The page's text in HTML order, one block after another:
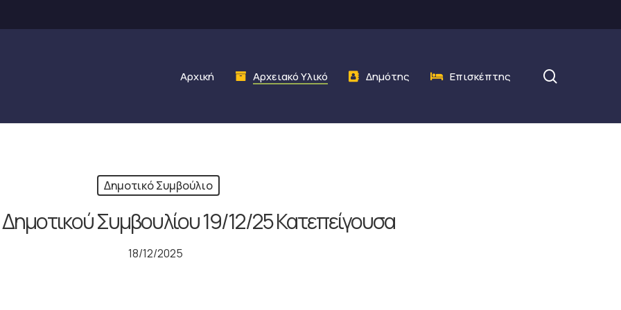
Αρχική Αρχειακό Υλικό Δημότης Επισκέπτης
Δημοτικό Συμβούλιο
Συμβουλίου 19/12/25 Κατεπείγουσα
18/12/2025